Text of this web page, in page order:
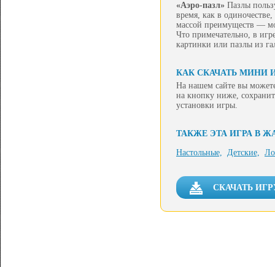
«Аэро-пазл» Пазлы
время, как в
массой преимуществ —
Что примечательно, в
картинки или пазлы из
КАК СКАЧАТЬ МИНИ
На нашем сайте вы
на кнопку ниже,
установки игры.
ТАКЖЕ ЭТА ИГРА В
Настольные, Детские,
СКАЧАТЬ